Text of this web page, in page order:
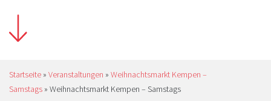
Startseite » Veranstaltungen » Weihnachtsmarkt Kempen –
Samstags » Weihnachtsmarkt Kempen – Samstags